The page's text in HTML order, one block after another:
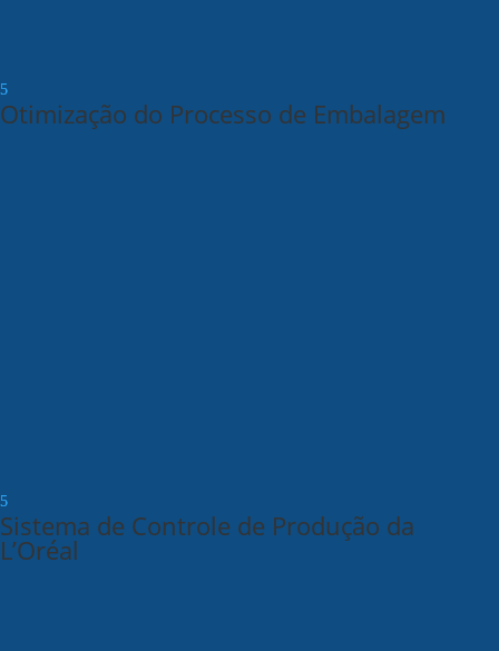
Otimização do Processo de Embalagem
Sistema de Controle de Produção da
L’Oréal